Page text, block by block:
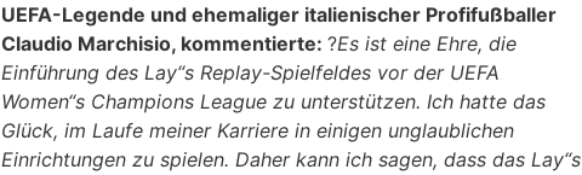
UEFA-Legende und ehemaliger italienischer Profifußballer
Claudio Marchisio, kommentierte: ?Es ist eine Ehre, die
Einführung des Lay“s Replay-Spielfeldes vor der UEFA
Women“s Champions League zu unterstützen. Ich hatte das
Glück, im Laufe meiner Karriere in einigen unglaublichen
Einrichtungen zu spielen. Daher kann ich sagen, dass das Lay“s